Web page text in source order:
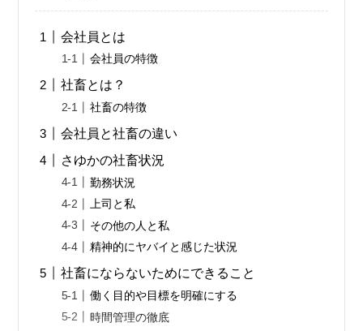
会社員とは
会社員の特徴
社畜とは？
社畜の特徴
会社員と社畜の違い
さゆかの社畜状況
勤務状況
上司と私
その他の人と私
精神的にヤバイと感じた状況
社畜にならないためにできること
働く目的や目標を明確にする
時間管理の徹底